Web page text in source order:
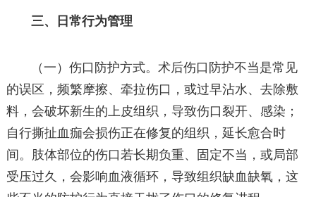
三、日常行为管理
（一）伤口防护方式。术后伤口防护不当是常见
的误区，频繁摩擦、牵拉伤口，或过早沾水、去除敷
料，会破坏新生的上皮组织，导致伤口裂开、感染；
自行撕扯血痂会损伤正在修复的组织，延长愈合时
间。肢体部位的伤口若长期负重、固定不当，或局部
受压过久，会影响血液循环，导致组织缺血缺氧，这